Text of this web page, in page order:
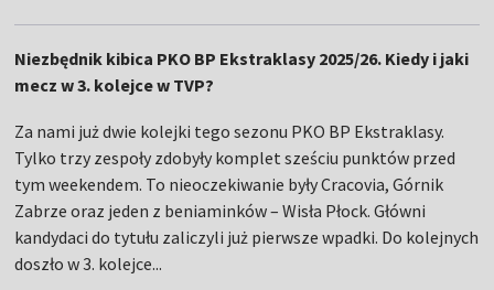
Niezbędnik kibica PKO BP Ekstraklasy 2025/26. Kiedy i jaki
mecz w 3. kolejce w TVP?
Za nami już dwie kolejki tego sezonu PKO BP Ekstraklasy.
Tylko trzy zespoły zdobyły komplet sześciu punktów przed
tym weekendem. To nieoczekiwanie były Cracovia, Górnik
Zabrze oraz jeden z beniaminków – Wisła Płock. Główni
kandydaci do tytułu zaliczyli już pierwsze wpadki. Do kolejnych
doszło w 3. kolejce...